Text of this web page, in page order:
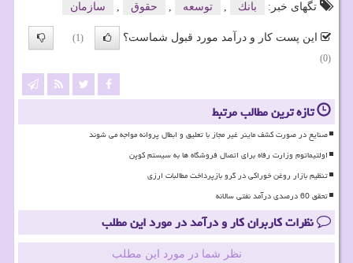
تگهای خبر:
بانك توسعه حقوق سازمان
این پست کار و درآمد مورد قبول شماست؟
(1)
(0)
تازه ترین مطالب مرتبط
صنایع در صورت کشف ماینر غیر مجاز با تعلیق و ابطال پروانه مواجه می شوند
اولتیماتوم وزارت رفاه برای اتصال فروشگاه ها به سیستم کوپن
تنظیم بازار روغن خوراکی در گرو بازپرداخت مطالبات ارزی
تحقق 60 درصدی درآمد نفتی سالانه
نظرات کاربران کار و درآمد در مورد این مطلب
نظر شما در مورد این مطلب